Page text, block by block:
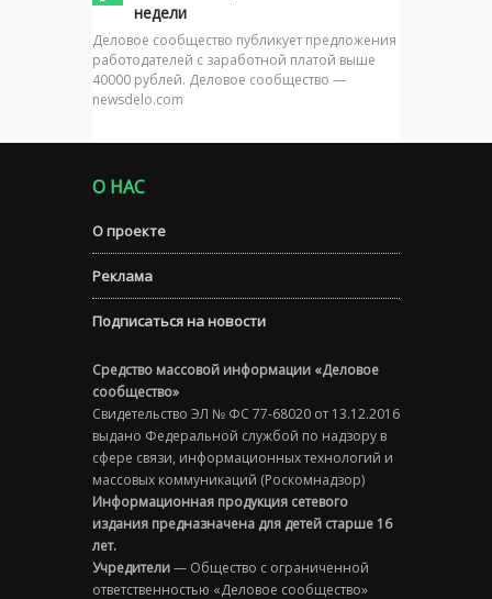
недели
Деловое сообщество публикует предложения
работодателей с заработной платой выше
40000 рублей. Деловое сообщество —
newsdelo.com
О НАС
О проекте
Реклама
Подписаться на новости
Средство массовой информации «Деловое
сообщество»
Свидетельство ЭЛ № ФС 77-68020 от 13.12.2016
выдано Федеральной службой по надзору в
сфере связи, информационных технологий и
массовых коммуникаций (Роскомнадзор)
Информационная продукция сетевого
издания предназначена для детей старше 16
лет.
Учредители— Общество с ограниченной
ответственностью «Деловое сообщество»